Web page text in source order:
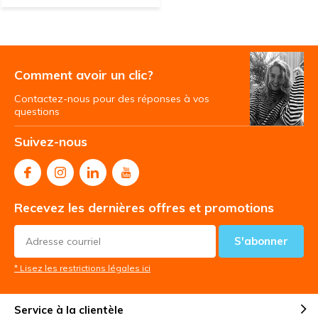
Comment avoir un clic?
Contactez-nous pour des réponses à vos
questions
Suivez-nous
Recevez les dernières offres et promotions
S'abonner
* Lisez les restrictions légales ici
Service à la clientèle